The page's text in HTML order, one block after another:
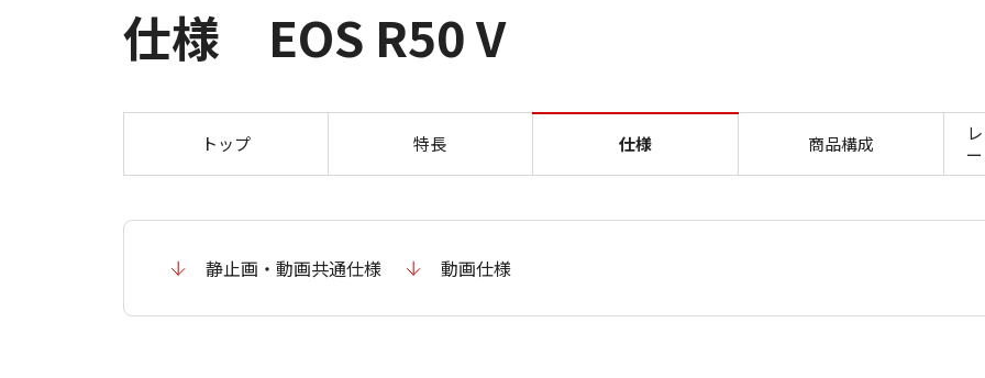
仕様 EOS R50 V
トップ 特長 仕様 商品構成
ー
静止画・動画共通仕様 動画仕様